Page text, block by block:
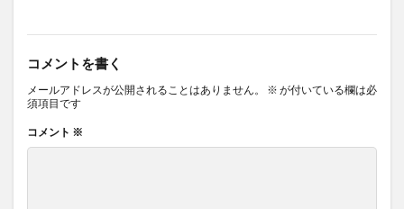
コメントを書く
メールアドレスが公開されることはありません。 ※ が付いている欄は必
須項目です
コメント ※